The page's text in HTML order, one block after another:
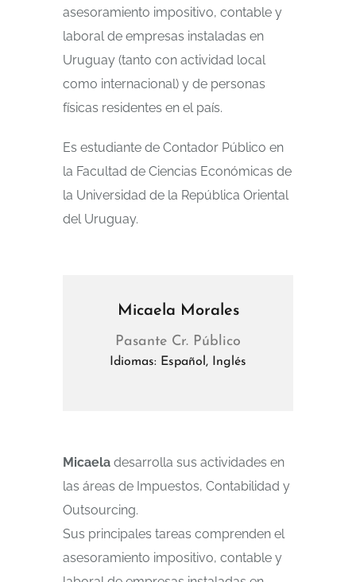
asesoramiento impositivo, contable y
laboral de empresas instaladas en
Uruguay (tanto con actividad local
como internacional) y de personas
físicas residentes en el país.
Es estudiante de Contador Público en
la Facultad de Ciencias Económicas de
la Universidad de la República Oriental
del Uruguay.
Micaela Morales
Pasante Cr. Público
Idiomas: Español, Inglés
Micaela desarrolla sus actividades en
las áreas de Impuestos, Contabilidad y
Outsourcing.
Sus principales tareas comprenden el
asesoramiento impositivo, contable y